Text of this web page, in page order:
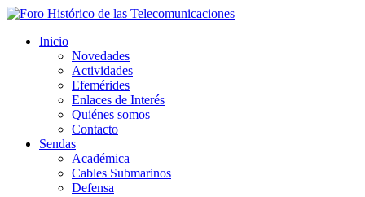
Inicio
Novedades
Actividades
Efemérides
Enlaces de Interés
Quiénes somos
Contacto
Sendas
Académica
Cables Submarinos
Defensa